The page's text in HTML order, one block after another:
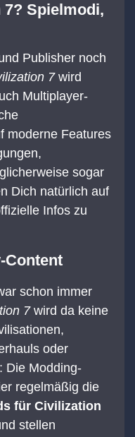
Spielmodi,
Publisher noch
7wird
Multiplayer-
moderne Features
sogar
Dich natürlich auf
Infos zu
Content
schon immer
7wird da keine
oder
Die Modding-
regelmäßig die
für Civilization
stellen